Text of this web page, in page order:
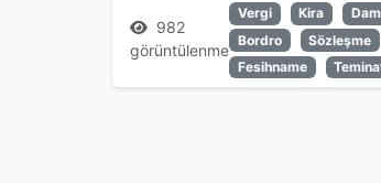
982
görüntülenme
Vergi Kira
Bordro
Sözleşme
Fesihname